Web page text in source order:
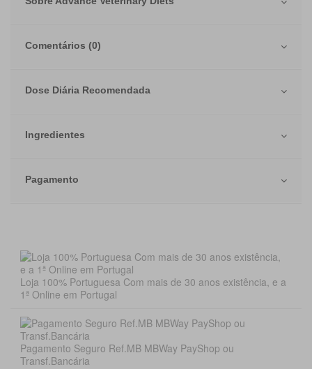
Comentários (0)
Dose Diária Recomendada
Ingredientes
Pagamento
Loja 100% Portuguesa Com mais de 30 anos existência, e a
1ª Online em Portugal
Pagamento Seguro Ref.MB MBWay PayShop ou
Transf.Bancária